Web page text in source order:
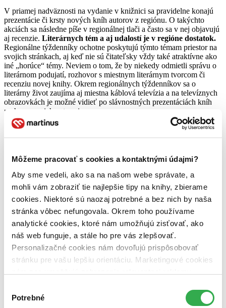
Môžeme pracovať s cookies a kontaktnými údajmi?
Aby sme vedeli, ako sa na našom webe správate, a
mohli vám zobraziť tie najlepšie tipy na knihy, zbierame
cookies. Niektoré sú naozaj potrebné a bez nich by naša
stránka vôbec nefungovala. Okrem toho používame
analytické cookies, ktoré nám umožňujú zisťovať, ako
náš web funguje, a stále ho pre vás zlepšovať.
Personalizačné cookies nám dovoľujú prispôsobovať
stránku pre vašu lepšiu orientáciu. Marketingové cookies
nám pomohlo, keby sme mohli používať všetky tieto
súhlasu
Potrebné
V priamej nadväznosti na vydanie v knižnici sa pravidelne konajú
prezentácie či krsty nových kníh autorov z regiónu. O takýchto
akciách sa následne píše v regionálnej tlači a často sa v nej objavujú
aj recenzie. Literárnych tém a aj udalostí je v regióne dostatok.
Regionálne týždenníky ochotne poskytujú týmto témam priestor na
svojich stránkach, aj keď nie sú čitateľsky vždy také atraktívne ako
iné „horúce“ témy. Neviem o tom, že by niekedy odmietli správu o
literárnom podujatí, rozhovor s miestnym literárnym tvorcom či
recenziu novej knihy. Okrem regionálnych týždenníkov sa o
literárny život zaujíma aj miestna káblová televízia a na televíznych
obrazovkách je možné vidieť po slávnostných prezentáciách kníh
rozhovory s ich autormi.
Podotýkam, žetieto aktivity v regióne ostávajú v podstate
nepovšimnuté zo strany národnej literatúry.
Literárny život v meste a regióne má však aj ďalšie prejavy, nielen
vydávanie a prezentovanie kníh. Regionálne knižnice a kultúrne
osvetové strediská začínali s podporou literárneho života vo svojom
okolí tým, že na svojej pôde vytvárali podmienky pre činnosť
literárnych klubov a organizačne a materiálne im pomáhali pri
vydávaní zborníkov. Veľmi dlhú tradíciu majú v niektorých
knižniciach literárne súťaže, ktoré už celé desaťročia organizujú pre
mladých začínajúcich literátov a mnohé majú celoslovenský
charakter. Z nich potom vydávajú zborníky, v ktorých sú
publikované víťazné literárne práce. V súvislosti s publikačnými
aktivitami literárnych klubov alebo ich jednotlivých členov treba
povedať, že ich nemožno zaradiť do druhej literatúry, pretože ich
aktivity smerujú k tomu, aby raz – v rámci svojich možností –
vstúpili do národnej literatúry.